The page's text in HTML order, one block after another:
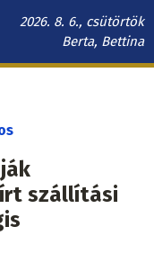
2026. 8. 6., csütörtök
Berta, Bettina
szállítási